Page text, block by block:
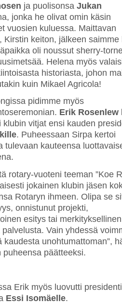
ja puolisonsaJukan
jonka he olivat omin käsin
vuosien kuluessa. Maittavan
Kirstin keiton, jälkeen saimme
oli noussut sherry-
Helena myös
historiasta, johon
kuin Mikael Agricola!
pidimme myös
Erik Rosenlew
klubin vitjat ensi kauden
. Puheessaan Sirpa kertoi
tulevaan kauteensa
rotary-vuoteni teeman ”Koe
jokainen klubin jäsen
Rotaryn ihmeen. Olipa se
onnistunut projekti,
esitys tai merkityksellinen
Vain yhdessä
kaudesta unohtumattoman”,
puheensa päätteeksi.
Erik myös luovutti
Essi Isomäelle.